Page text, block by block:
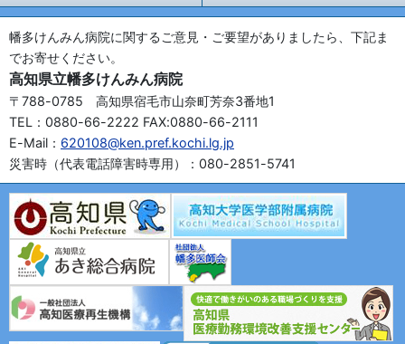
幡多けんみん病院に関するご意見・ご要望がありましたら、下記ま
でお寄せください。
高知県立幡多けんみん病院
〒788-0785 高知県宿毛市山奈町芳奈3番地1
TEL：0880-66-2222 FAX:0880-66-2111
E-Mail： 620108@ken.pref.kochi.lg.jp
災害時（代表電話障害時専用）：080-2851-5741